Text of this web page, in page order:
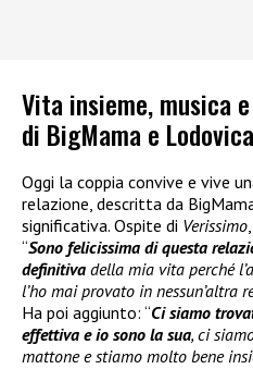
Vita insieme, musica
di BigMama e
Oggi la coppia convive e vive
relazione, descritta da
significativa. Ospite di Verissimo
“Sono felicissima di questa
definitiva della mia vita perché
l’ho mai provato in nessun’altra
Ha poi aggiunto: “Ci siamo
effettiva e io sono la sua, ci
mattone e stiamo molto bene